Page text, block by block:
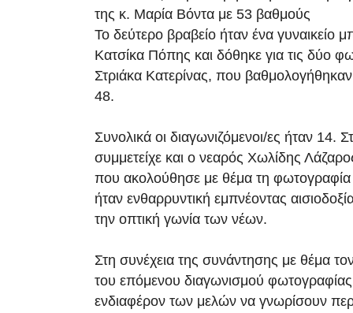
της κ. Μαρία Βόντα με 53 βαθμούς
Το δεύτερο βραβείο ήταν ένα γυναικείο
Κατσίκα Πόπης και δόθηκε για τις δύο
Στριάκα Κατερίνας, που
48.
Συνολικά οι διαγωνιζόμενοι/ες ήταν 14.
συμμετείχε και ο νεαρός Χωλίδης
που ακολούθησε με θέμα τη
ήταν ενθαρρυντική εμπνέοντας
την οπτική γωνία των νέων.
Στη συνέχεια της συνάντησης με θέμα
του επόμενου διαγωνισμού
ενδιαφέρον των μελών να γνωρίσουν